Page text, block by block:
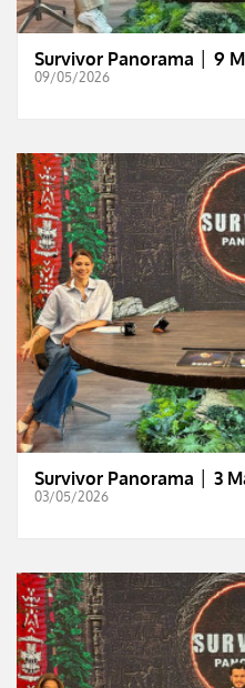
Survivor Panorama │ 9
09/05/2026
Survivor Panorama │ 3
03/05/2026